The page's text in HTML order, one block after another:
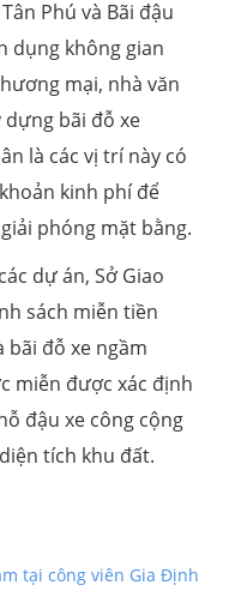
Phú và Bãi đậu
dụng không gian
mại, nhà văn
bãi đỗ xe
là các vị trí này có
kinh phí để
phóng mặt bằng.
dự án, Sở Giao
sách miễn tiền
đỗ xe ngầm
miễn được xác định
đậu xe công cộng
tích khu đất.
tại công viên Gia Định